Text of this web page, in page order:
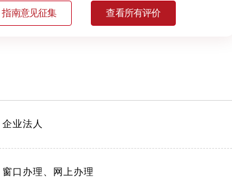
指南意见征集 查看所有评价
企业法人
窗口办理、网上办理